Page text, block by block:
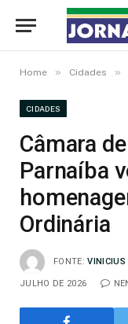
Home » Cidades »
CIDADES
Câmara
Parnaíba
Ordinária
FONTE: VINICIUS
JULHO DE 2026